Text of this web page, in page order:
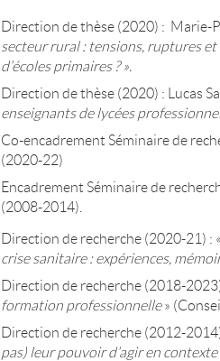
Direction de thèse (2020) : Marie-
secteur rural : tensions, ruptures
d’écoles primaires ? ».
Direction de thèse (2020) : Lucas
enseignants de lycées
Co-encadrement Séminaire de
(2020-22)
Encadrement Séminaire de
(2008-2014).
Direction de recherche (2020-21) : «
crise sanitaire : expériences,
Direction de recherche (2018-
formation professionnelle»
Direction de recherche (2012-
pas) leur pouvoir d’agir en